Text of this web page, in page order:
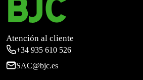
Atención al cliente
+34935 610 526
SAC@bjc.es